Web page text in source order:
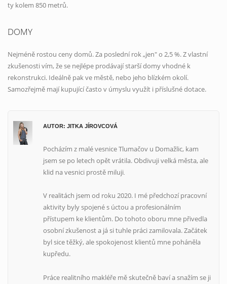
ty kolem 850 metrů.
DOMY
Nejméně rostou ceny domů. Za poslední rok „jen" o 2,5 %. Z vlastní
zkušenosti vím, že se nejlépe prodávají starší domy vhodné k
rekonstrukci. Ideálně pak ve městě, nebo jeho blízkém okolí.
Samozřejmě mají kupující často v úmyslu využít i příslušné dotace.
AUTOR: JITKA JÍROVCOVÁ
Pocházím z malé vesnice Tlumačov u Domažlic, kam
jsem se po letech opět vrátila. Obdivuji velká města, ale
klid na vesnici prostě miluji
V realitách jsem od roku 2020. I mé předchozí pracovní
aktivity byly spojené s úctou a profesionálním
přístupem ke klientům. Do tohoto oboru mne přivedla
osobní zkušenost a já si tuhle práci zamilovala. Začátek
byl sice těžký, ale spokojenost klientů mne poháněla
kupředu.
Práce realitního makléře mě skutečně baví a snažím se ji